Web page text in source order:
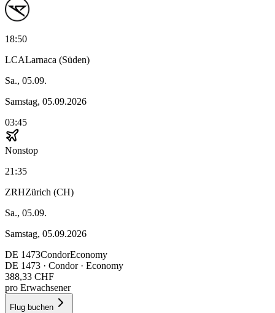
18:50
LCALarnaca (Süden)
Sa., 05.09.
Samstag, 05.09.2026
03:45
Nonstop
21:35
ZRHZürich (CH)
Sa., 05.09.
Samstag, 05.09.2026
DE 1473CondorEconomy
DE 1473 · Condor· Economy
388,33 CHF
pro Erwachsener
Flug buchen